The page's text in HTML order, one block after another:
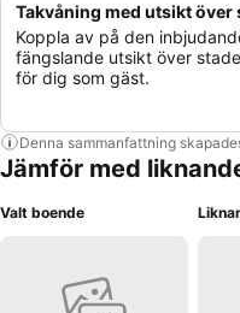
Takvåning med utsikt över
Koppla av på den
fängslande utsikt över
för dig som gäst.
Denna sammanfattning
Jämför med
Valt boende